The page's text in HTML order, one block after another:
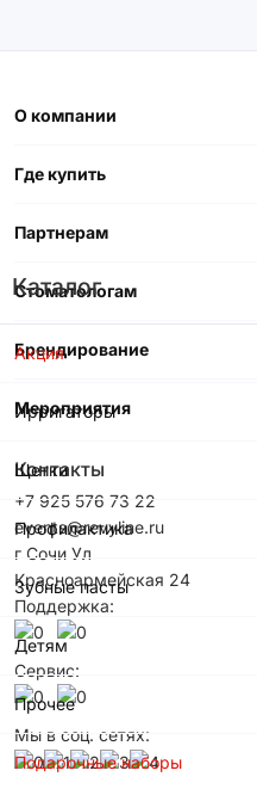
Каталог
Акция
Ирригаторы
Щетки
Профилактика
Зубные пасты
Детям
Прочее
Подарочные наборы
О компании
Где купить
Партнерам
Стоматологам
Брендирование
Мероприятия
Контакты
+7 925 576 73 22
events@revyline.ru
г Сочи Ул
Красноармейская 24
Поддержка:
Сервис:
Мы в соц. сетях: